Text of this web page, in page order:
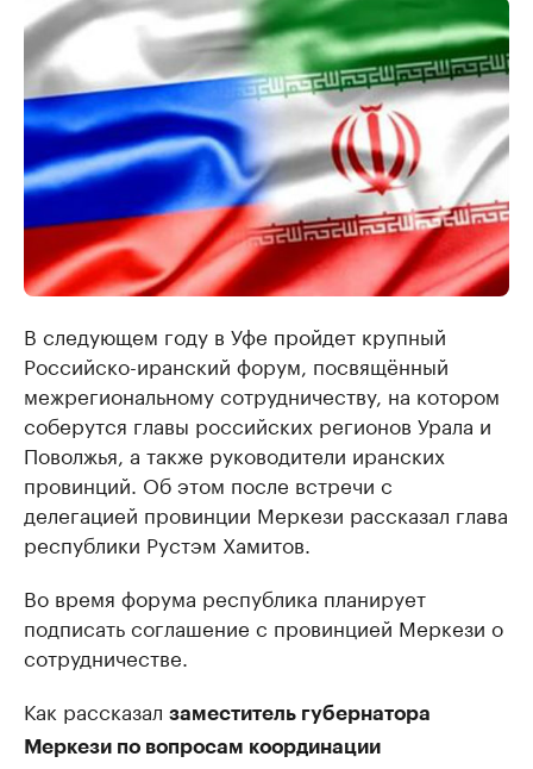
В следующем году в Уфе пройдет крупный
Российско-иранский форум, посвящённый
межрегиональному сотрудничеству, на котором
соберутся главы российских регионов Урала и
Поволжья, а также руководители иранских
провинций. Об этом после встречи с
делегацией провинции Меркези рассказал глава
республики Рустэм Хамитов.
Во время форума республика планирует
подписать соглашение с провинцией Меркези о
сотрудничестве.
Как рассказал заместитель губернатора
Меркези по вопросам координации